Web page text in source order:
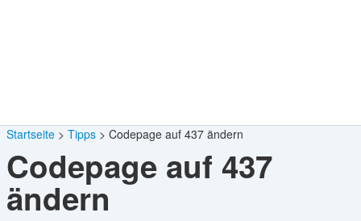
Startseite Tipps Codepage auf 437 ändern
Codepage auf 437
ändern